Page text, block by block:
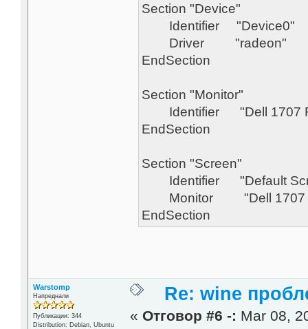
Section "Device"
Identifier "Device0"
Driver "radeon"
EndSection
Section "Monitor"
Identifier "Dell 1707
EndSection
Section "Screen"
Identifier "Default
Monitor "Dell 1707
EndSection
Warstomp
Напреднали
Публикации: 344
Distribution: Debian, Ubuntu
Re: wine
« Отговор #6 -: Mar 08,